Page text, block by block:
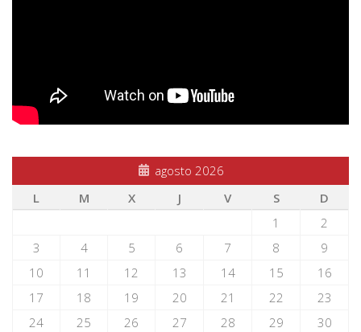
agosto 2026
L
M X J V S
D
1
2
3
4 5 6 7 8
9
10
11 12 13 14 15
16
17
18 19 20 21 22
23
24
25 26 27 28 29
30